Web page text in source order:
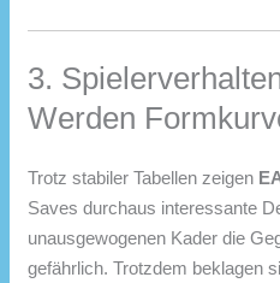
3.
Werden
Trotz stabiler Tabellen zeigen
Saves durchaus interessante
unausgewogenen Kader die
gefährlich. Trotzdem beklagen